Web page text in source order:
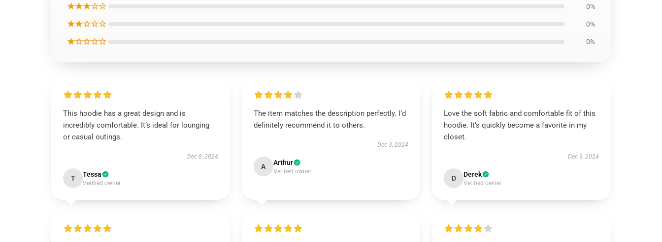
★★★☆☆ 0%
★★☆☆☆ 0%
★☆☆☆☆ 0%
This hoodie has a great design and is
incredibly comfortable. It’s ideal for lounging
or casual outings.
Dec 8, 2024
T Tessa
Verified owner
The item matches the description perfectly. I’d
definitely recommend it to others.
Dec 3, 2024
A Arthur
Verified owner
Love the soft fabric and comfortable fit of this
hoodie. It’s quickly become a favorite in my
closet.
Dec 3, 2024
D Derek
Verified owner